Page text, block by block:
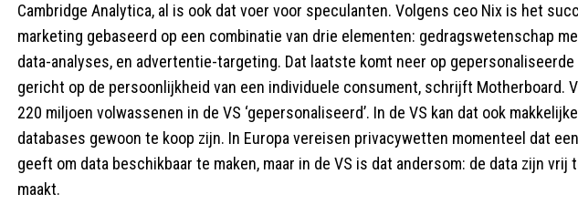
Cambridge Analytica, al is ook dat voer voor speculanten. Volgens ceo Nix is het
marketing gebaseerd op een combinatie van drie elementen: gedragswetenschap
data-analyses, en advertentie-targeting. Dat laatste komt neer op
gericht op de persoonlijkheid van een individuele consument, schrijft Motherboard.
220 miljoen volwassenen in de VS ‘gepersonaliseerd’. In de VS kan dat ook
databases gewoon te koop zijn. In Europa vereisen privacywetten momenteel dat
geeft om data beschikbaar te maken, maar in de VS is dat andersom: de data zijn vrij
maakt.